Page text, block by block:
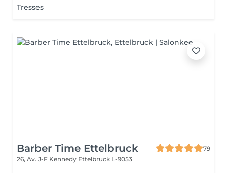
Tresses
Barber Time Ettelbruck
79
26, Av. J-F Kennedy Ettelbruck L-9053